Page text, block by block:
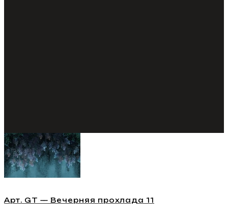
Арт. GT — Вечерняя прохлада 11